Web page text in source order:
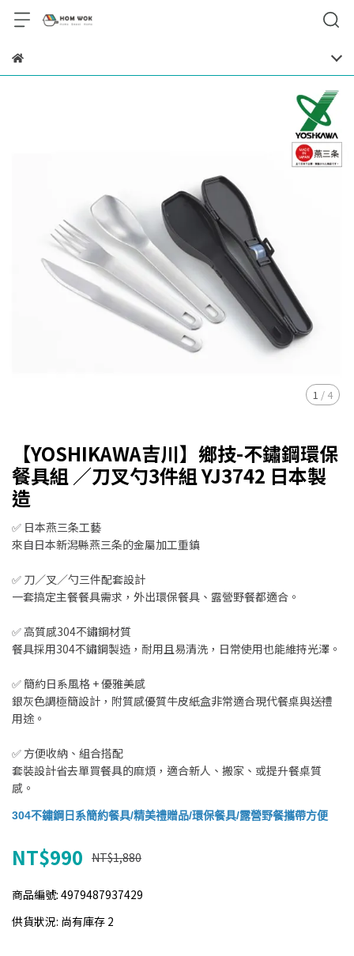
1 / 4
【YOSHIKAWA吉川】鄉技-不鏽鋼環保
餐具組 ／刀叉勺3件組 YJ3742 日本製
造
✅ 日本燕三条工藝
來自日本新潟縣燕三条的金屬加工重鎮
✅ 刀／叉／勺三件配套設計
一套搞定主餐餐具需求，外出環保餐具、露營野餐都適合。
✅ 高質感304不鏽鋼材質
餐具採用304不鏽鋼製造，耐用且易清洗，日常使用也能維持光澤。
✅ 簡約日系風格 + 優雅美感
銀灰色調極簡設計，附質感優質牛皮紙盒非常適合現代餐桌與送禮
用途。
✅ 方便收納、組合搭配
套裝設計省去單買餐具的麻煩，適合新人、搬家、或提升餐桌質
感。
304不鏽鋼日系簡約餐具/精美禮贈品/環保餐具/露營野餐攜帶方便
NT$990 NT$1,880
商品編號: 4979487937429
供貨狀況: 尚有庫存 2